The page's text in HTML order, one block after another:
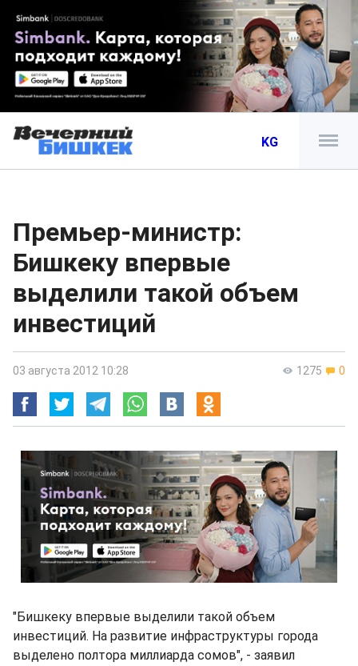
KG
Премьер-министр:
Бишкеку впервые
выделили такой объем
инвестиций
1275 0
03 августа 2012 10:28
"Бишкеку впервые выделили такой объем
инвестиций. На развитие инфраструктуры города
выделено полтора миллиарда сомов", - заявил